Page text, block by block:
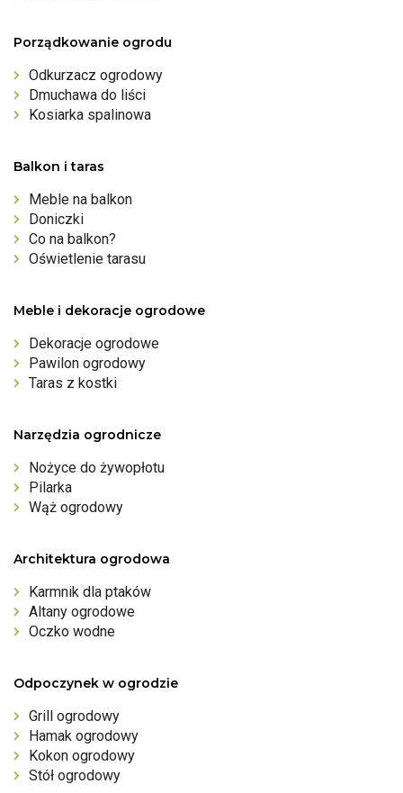
Porządkowanie ogrodu
Odkurzacz ogrodowy
Dmuchawa do liści
Kosiarka spalinowa
Balkon i taras
Meble na balkon
Doniczki
Co na balkon?
Oświetlenie tarasu
Meble i dekoracje ogrodowe
Dekoracje ogrodowe
Pawilon ogrodowy
Taras z kostki
Narzędzia ogrodnicze
Nożyce do żywopłotu
Pilarka
Wąż ogrodowy
Architektura ogrodowa
Karmnik dla ptaków
Altany ogrodowe
Oczko wodne
Odpoczynek w ogrodzie
Grill ogrodowy
Hamak ogrodowy
Kokon ogrodowy
Stół ogrodowy